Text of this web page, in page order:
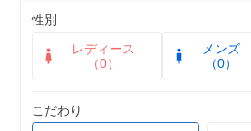
性別
レディース
（0）
メンズ
（0）
こだわり